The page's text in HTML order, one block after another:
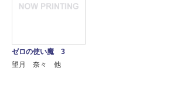
ゼロの使い魔 3
望月 奈々 他